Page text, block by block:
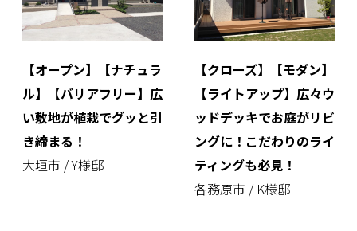
【オープン】【ナチュラ
ル】【バリアフリー】広
い敷地が植栽でグッと引
き締まる！
大垣市 / Y様邸
【クローズ】【モダン】
【ライトアップ】広々ウ
ッドデッキでお庭がリビ
ングに！こだわりのライ
ティングも必見！
各務原市 / K様邸